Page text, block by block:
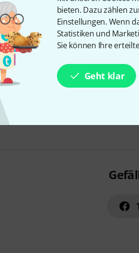
bieten. Dazu zählen
Einstellungen. Wenn
Statistiken und
Sie können Ihre
Geht klar